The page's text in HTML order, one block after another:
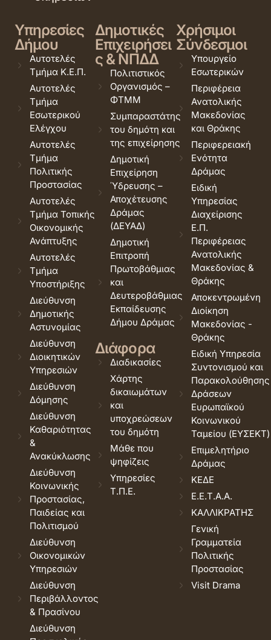
Υπηρεσίες
Δήμου
Αυτοτελές
Τμήμα Κ.Ε.Π.
Αυτοτελές
Τμήμα
Εσωτερικού
Ελέγχου
Αυτοτελές
Τμήμα
Πολιτικής
Προστασίας
Αυτοτελές
Τμήμα Τοπικής
Οικονομικής
Ανάπτυξης
Αυτοτελές
Τμήμα
Υποστήριξης
Διεύθυνση
Δημοτικής
Αστυνομίας
Διεύθυνση
Διοικητικών
Υπηρεσιών
Διεύθυνση
Δόμησης
Διεύθυνση
Καθαριότητας
&
Ανακύκλωσης
Διεύθυνση
Κοινωνικής
Προστασίας,
Παιδείας και
Πολιτισμού
Διεύθυνση
Οικονομικών
Υπηρεσιών
Διεύθυνση
Περιβάλλοντος
& Πρασίνου
Διεύθυνση
Δημοτικές
Επιχειρήσει
ς & ΝΠΔΔ
Πολιτιστικός
Οργανισμός –
ΦΤΜΜ
Συμπαραστάτης
του δημότη και
της επιχείρησης
Δημοτική
Επιχείρηση
Ύδρευσης –
Αποχέτευσης
Δράμας
(ΔΕΥΑΔ)
Δημοτική
Επιτροπή
Πρωτοβάθμιας
και
Δευτεροβάθμιας
Εκπαίδευσης
Δήμου Δράμας
Διάφορα
Διαδικασίες
Χάρτης
δικαιωμάτων
και
υποχρεώσεων
του δημότη
Μάθε που
ψηφίζεις
Υπηρεσίες
Τ.Π.Ε.
Χρήσιμοι
Σύνδεσμοι
Υπουργείο
Εσωτερικών
Περιφέρεια
Ανατολικής
Μακεδονίας
και Θράκης
Περιφερειακή
Ενότητα
Δράμας
Ειδική
Υπηρεσίας
Διαχείρισης
Ε.Π.
Περιφέρειας
Ανατολικής
Μακεδονίας &
Θράκης
Αποκεντρωμένη
Διοίκηση
Μακεδονίας -
Θράκης
Ειδική Υπηρεσία
Συντονισμού και
Παρακολούθησης
Δράσεων
Ευρωπαϊκού
Κοινωνικού
Ταμείου (ΕΥΣΕΚΤ)
Επιμελητήριο
Δράμας
ΚΕΔΕ
Ε.Ε.Τ.Α.Α.
ΚΑΛΛΙΚΡΑΤΗΣ
Γενική
Γραμματεία
Πολιτικής
Προστασίας
Visit Drama